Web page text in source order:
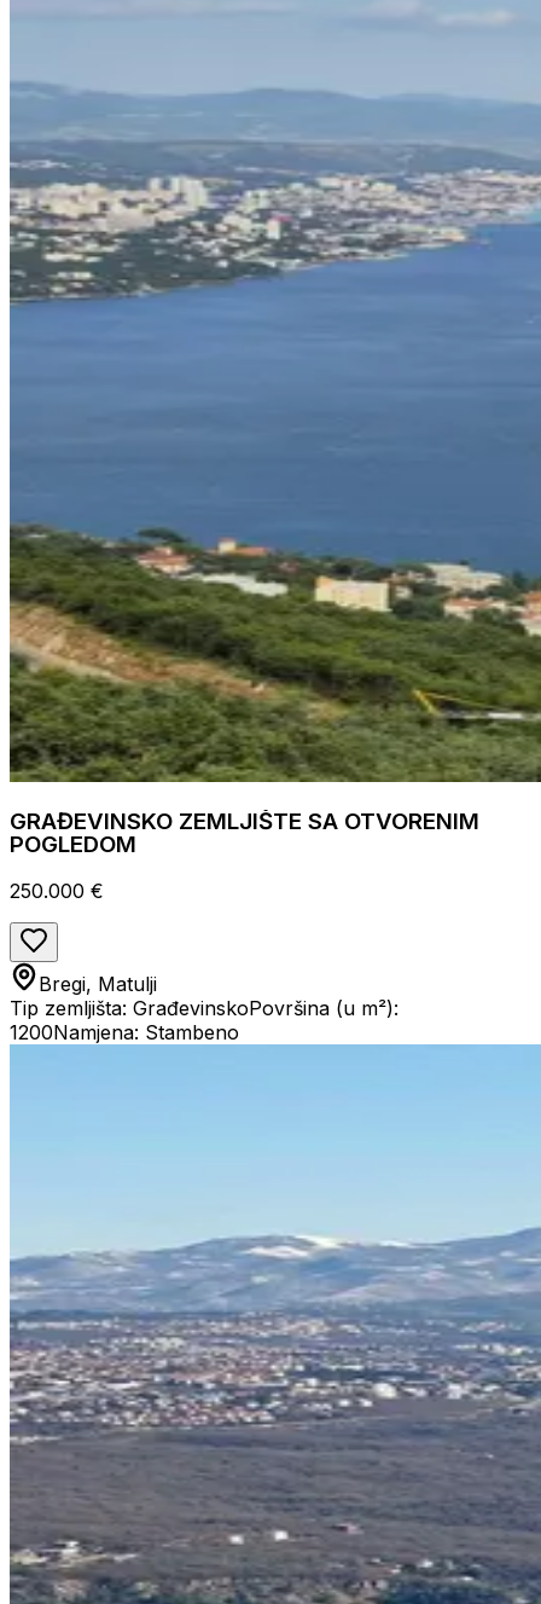
GRAĐEVINSKO ZEMLJIŠTE SA OTVORENIM
POGLEDOM
250.000 €
Bregi, Matulji
Tip zemljišta: GrađevinskoPovršina (u m²):
1200Namjena: Stambeno